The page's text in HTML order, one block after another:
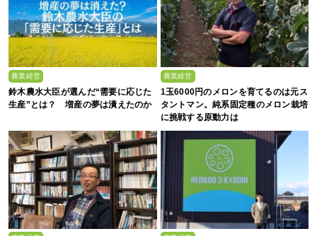
農業経営
鈴木農水大臣が選んだ“需要に応じた
生産”とは？ 増産の夢は潰えたのか
農業経営
1玉6000円のメロンを育てるのは元ス
タントマン。純系固定種のメロン栽培
に挑戦する原動力は